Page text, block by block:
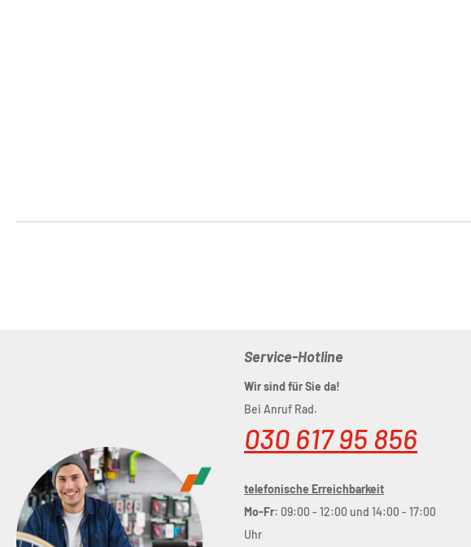
Service-Hotline
Wir sind für Sie da!
Bei Anruf Rad.
030 617 95 856
telefonische Erreichbarkeit
Mo-Fr: 09:00 - 12:00 und 14:00 - 17:00
Uhr